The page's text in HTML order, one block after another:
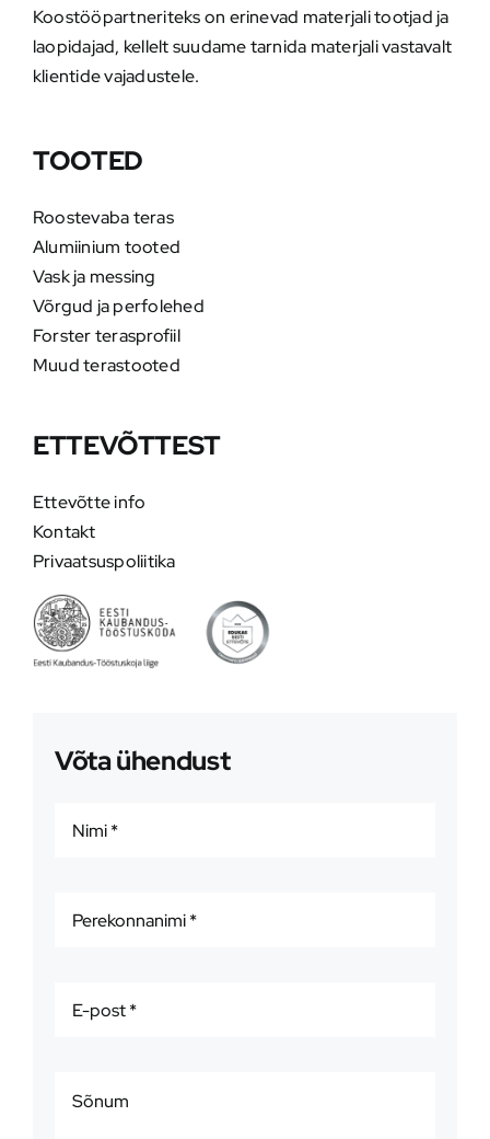
Koostööpartneriteks on erinevad materjali tootjad ja
laopidajad, kellelt suudame tarnida materjali vastavalt
klientide vajadustele.
TOOTED
Roostevaba teras
Alumiinium tooted
Vask ja messing
Võrgud ja perfolehed
Forster terasprofiil
Muud terastooted
ETTEVÕTTEST
Ettevõtte info
Kontakt
Privaatsuspoliitika
Võta ühendust